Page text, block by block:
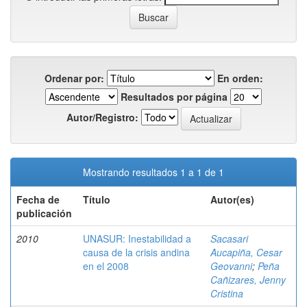
Ordenar por:
En orden:
Resultados por página
Autor/Registro:
Mostrando resultados 1 a 1 de 1
Fecha de
publicación
Título Autor(es)
2010
UNASUR: Inestabilidad a
causa de la crisis andina
en el 2008
Sacasari
Aucapiña, Cesar
Geovanni; Peña
Cañizares, Jenny
Cristina